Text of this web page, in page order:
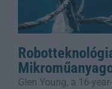
Glen Young, a 16-